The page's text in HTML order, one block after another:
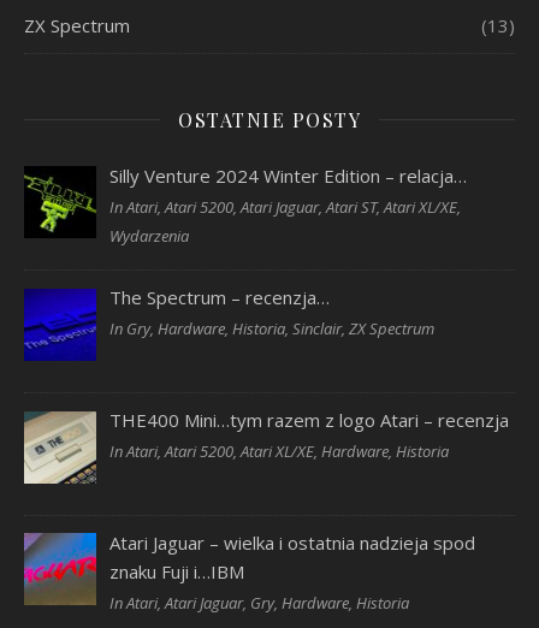
ZX Spectrum (13)
OSTATNIE POSTY
Silly Venture 2024 Winter Edition – relacja…
In Atari, Atari 5200, Atari Jaguar, Atari ST, Atari XL/XE,
Wydarzenia
The Spectrum – recenzja…
In Gry, Hardware, Historia, Sinclair, ZX Spectrum
THE400 Mini…tym razem z logo Atari – recenzja
In Atari, Atari 5200, Atari XL/XE, Hardware, Historia
Atari Jaguar – wielka i ostatnia nadzieja spod
znaku Fuji i…IBM
In Atari, Atari Jaguar, Gry, Hardware, Historia